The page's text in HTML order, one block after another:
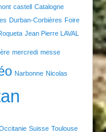
castell Catalogne
Durban-Corbières Foire
Jean Pierre LAVAL
mercredi messe
Narbonne Nicolas
Suisse Toulouse